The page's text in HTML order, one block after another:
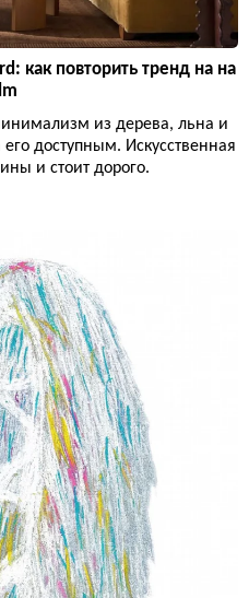
как повторить тренд на на
из дерева, льна и
доступным. Искусственная
и стоит дорого.